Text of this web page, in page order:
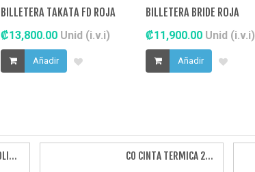
BILLETERA TAKATA FD ROJA
₡13,800.00 Unid (i.v.i)
Añadir
BILLETERA BRIDE ROJA
₡11,900.00 Unid (i.v.i)
Añadir
AEM BOMBA GASOLINA INTERNA 320LPH NEGRA CO CINTA TERMICA 2 10M